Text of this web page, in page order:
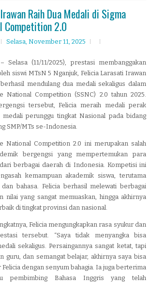
Raih Dua Medali di Sigma
Competition 2.0
Selasa, November 11, 2025
Selasa (11/11/2025), prestasi membanggakan
siswi MTsN 5 Nganjuk, Felicia Larasati Irawan
mendulang dua medali sekaligus dalam
National Competition (SSNC) 2.0 tahun 2025.
tersebut, Felicia meraih medali perak
perunggu tingkat Nasional pada bidang
SMP/MTs se-Indonesia.
National Competition 2.0 ini merupakan salah
bergengsi yang mempertemukan para
berbagai daerah di Indonesia. Kompetisi ini
kemampuan akademik siswa, terutama
bahasa. Felicia berhasil melewati berbagai
nilai yang sangat memuaskan, hingga akhirnya
di tingkat provinsi dan nasional.
Felicia mengungkapkan rasa syukur dan
tersebut. “Saya tidak menyangka bisa
sekaligus. Persaingannya sangat ketat, tapi
guru, dan semangat belajar, akhirnya saya bisa
Felicia dengan senyum bahagia. Ia juga berterima
pembimbing Bahasa Inggris yang telah